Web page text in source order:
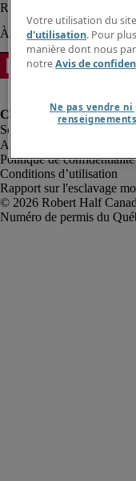
Alerte à la fraude
Politique de confidentialité
Conditions d’utilisation
Rapport sur l'esclavage
Robert Half
Votre utilisation du
d'utilisation. Pour
manière dont nous
notreAvis de
Ne pas vendre